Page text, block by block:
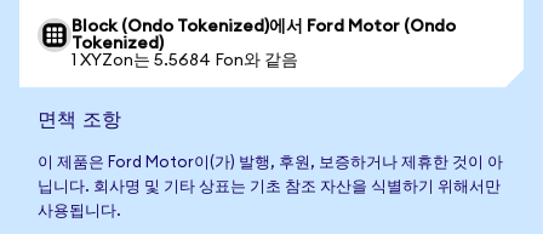
Block (Ondo Tokenized)에서 Ford Motor (Ondo
Tokenized)
1 XYZon는 5.5684 Fon와 같음
면책 조항
이 제품은 Ford Motor이(가) 발행, 후원, 보증하거나 제휴한 것이 아
닙니다. 회사명 및 기타 상표는 기초 참조 자산을 식별하기 위해서만
사용됩니다.